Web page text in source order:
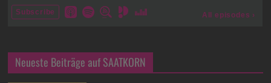
Neueste Beiträge auf SAATKORN